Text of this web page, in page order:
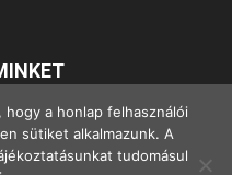
hogy a honlap felhasználói
sütiket alkalmazunk. A
tudomásul